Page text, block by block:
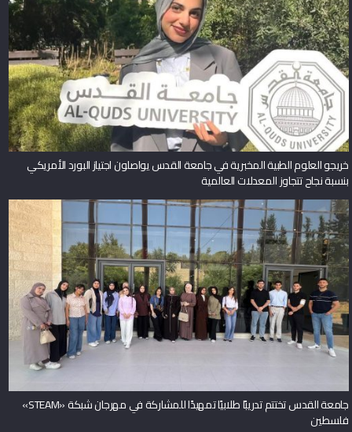
خريجو العلوم الطبية المخبرية في جامعة القدس يواصلون اجتياز البورد الأمريكي
بنسبة نجاح تتجاوز المعدلات العالمية
جامعة القدس تختتم تدريبًا طلابيًا تمهيدًا للمشاركة في مهرجان شبكة «STEAM»
فلسطين